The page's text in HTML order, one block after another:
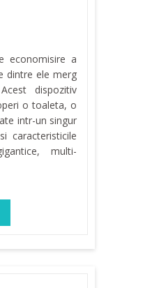
a
dintre ele merg
dispozitiv
o toaleta, o
intr-un singur
caracteristicile
multi-